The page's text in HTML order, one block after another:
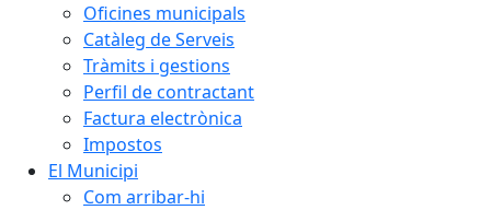
Oficines municipals
Catàleg de Serveis
Tràmits i gestions
Perfil de contractant
Factura electrònica
Impostos
El Municipi
Com arribar-hi